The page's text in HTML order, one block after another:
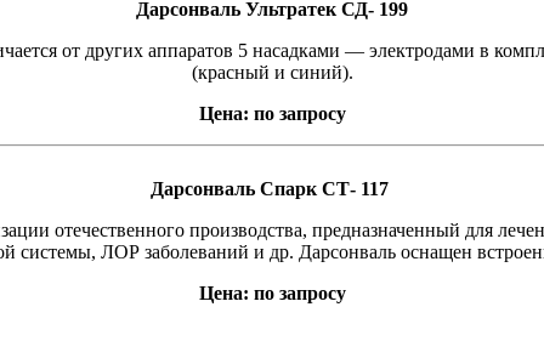
Дарсонваль Ультратек СД- 199
от других аппаратов 5 насадками — электродами в
(красный и синий).
Цена: по запросу
Дарсонваль Спарк СТ- 117
отечественного производства, предназначенный для
системы, ЛОР заболеваний и др. Дарсонваль оснащен
Цена: по запросу